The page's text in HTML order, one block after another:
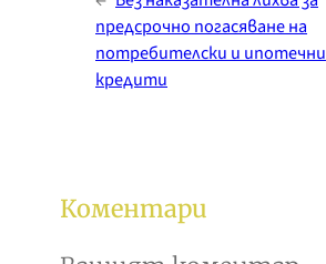
предсрочно погасяване на
потребителски и ипотечни
кредити
Коментари